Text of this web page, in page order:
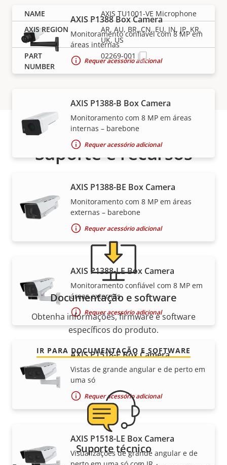
AXIS P1388 Box Camera
Monitoramento confiável com 8 MP em
áreas internas
Requer acessório adicional
AXIS P1388-B Box Camera
Monitoramento com 8 MP em áreas
internas – barebone
Requer acessório adicional
AXIS P1388-BE Box Camera
Monitoramento com 8 MP em áreas
externas – barebone
Requer acessório adicional
AXIS P1388-LE Box Camera
Monitoramento confiável com 8 MP em
áreas externas
Requer acessório adicional
AXIS P1518-E Box Camera
Vistas de grande angular e de perto em
uma só
Requer acessório adicional
AXIS P1518-LE Box Camera
Visualizações de grande angular e de
AXIS TU1001-VE Microphone
AR, AU, BR, CN, EU, IN, JP, KR,
UK, US
02269-001
Suporte e recursos
da Axis ou da ajuda de um de nossos especialistas?
Documentação e software
Obtenha informações, firmware e software
específicos do produto.
IR PARA DOCUMENTAÇÃO E SOFTWARE
Suporte técnico